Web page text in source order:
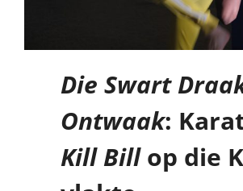
Die Swart
Ontwaak:
Kill Billop die